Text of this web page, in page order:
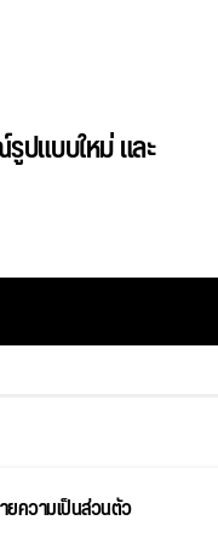
ปแบบใหม่ และ
ยความเป็นส่วนตัว